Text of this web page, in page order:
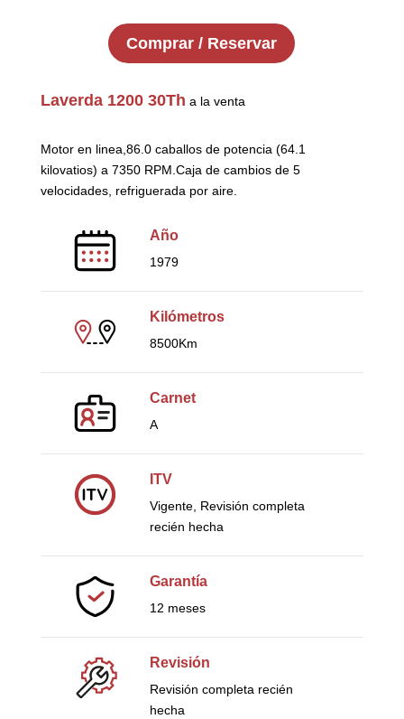
Comprar / Reservar
Laverda 1200 30Th a la venta
Motor en linea,86.0 caballos de potencia (64.1
kilovatios) a 7350 RPM.Caja de cambios de 5
velocidades, refriguerada por aire.
Año
1979
Kilómetros
8500Km
Carnet
A
ITV
Vigente, Revisión completa
recién hecha
Garantía
12 meses
Revisión
Revisión completa recién
hecha